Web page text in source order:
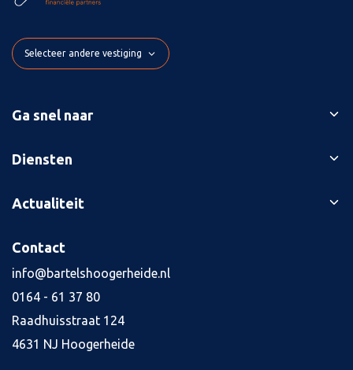
Selecteer andere vestiging
Ga snel naar
Ons verhaal
Succesverhalen
Diensten
Bedrijfsopvolging
Boekhouding
Kredietaanvraag
Jaarrekening
Salarisadministratie
Tax planning
Actualiteit
Blog
Kennisbank
Vacatures
4
Contact
info@bartelshoogerheide.nl
0164 - 61 37 80
Raadhuisstraat 124
4631 NJ Hoogerheide